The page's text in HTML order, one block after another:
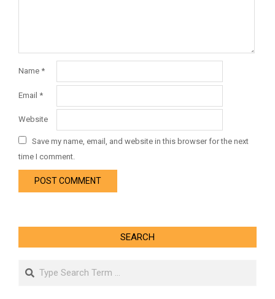
Name *
Email *
Website
Save my name, email, and website in this browser for the next
time I comment.
SEARCH
Search